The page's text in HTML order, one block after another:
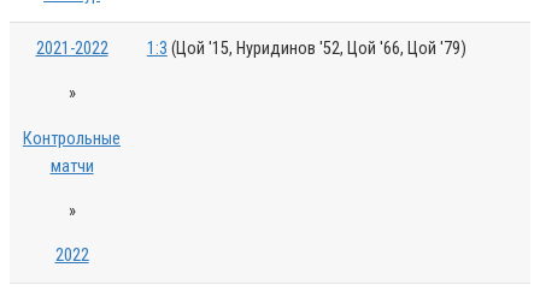
2021-2022
»
Контрольные
матчи
»
2022
1:3 (Цой '15, Нуридинов '52, Цой '66, Цой '79)